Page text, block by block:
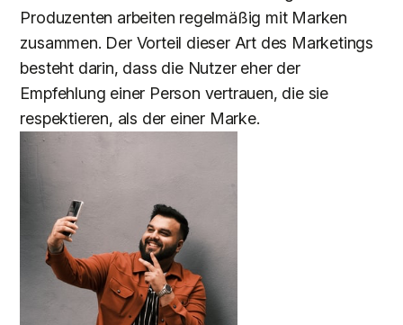
Produzenten arbeiten regelmäßig mit Marken
zusammen. Der Vorteil dieser Art des Marketings
besteht darin, dass die Nutzer eher der
Empfehlung einer Person vertrauen, die sie
respektieren, als der einer Marke.